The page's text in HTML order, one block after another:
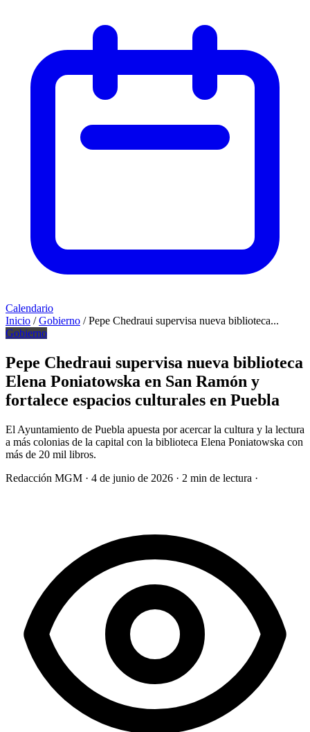
Calendario
Inicio / Gobierno / Pepe Chedraui supervisa nueva biblioteca...
Gobierno
Pepe Chedraui supervisa nueva biblioteca
Elena Poniatowska en San Ramón y
fortalece espacios culturales en Puebla
El Ayuntamiento de Puebla apuesta por acercar la cultura y la lectura
a más colonias de la capital con la biblioteca Elena Poniatowska con
más de 20 mil libros.
Redacción MGM · 4 de junio de 2026 · 2 min de lectura ·